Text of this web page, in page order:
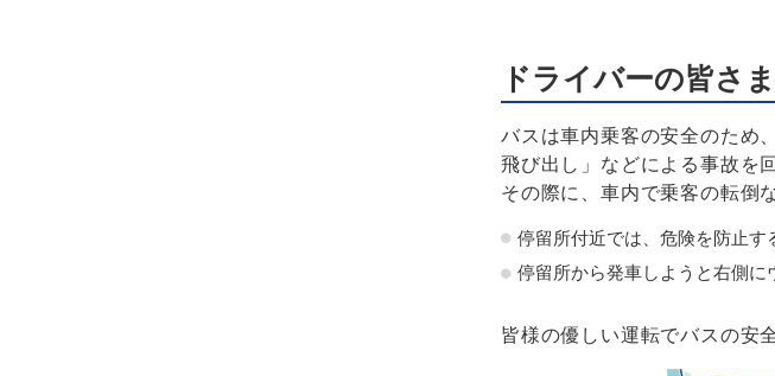
ドライバーの皆さ
バスは車内乗客の安全のため
飛び出し」などによる事故を
その際に、車内で乗客の転倒
停留所付近では、危険を防止す
停留所から発車しようと右側に
皆様の優しい運転でバスの安